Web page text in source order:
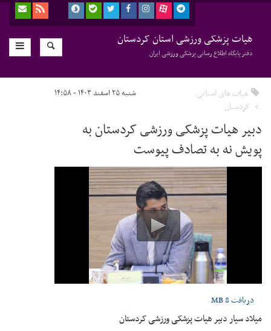
هیات پزشکی ورزشی استان کردستان
دفتر پایگاه اطلاع رسانی پزشکی ورزشی ایران
هیات های استانی
کردستان
شنبه ۲۵ اسفند ۱۴۰۳ - ۱۴:۵۸
دبیر هیات پزشکی ورزشی کردستان به
پویش نه به تصادف پیوست
دریافت8 MB
میلاد سیار دبیر هیات پزشکی ورزشی کردستان